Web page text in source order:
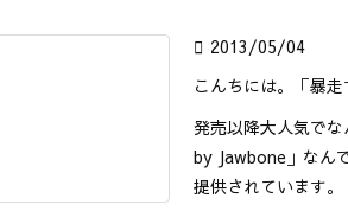
 2013/05/04
こんちには。「暴走
発売以降大人気で
by Jawbone」なん
提供されています。